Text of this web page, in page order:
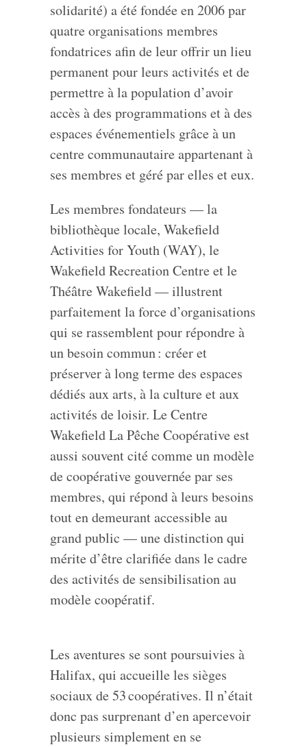
solidarité) a été fondée en 2006 par
quatre organisations membres
fondatrices afin de leur offrir un lieu
permanent pour leurs activités et de
permettre à la population d’avoir
accès à des programmations et à des
espaces événementiels grâce à un
centre communautaire appartenant à
ses membres et géré par elles et eux.
Les membres fondateurs — la
bibliothèque locale, Wakefield
Activities for Youth (WAY), le
Wakefield Recreation Centre et le
Théâtre Wakefield — illustrent
parfaitement la force d’organisations
qui se rassemblent pour répondre à
un besoin commun : créer et
préserver à long terme des espaces
dédiés aux arts, à la culture et aux
activités de loisir. Le Centre
Wakefield La Pêche Coopérative est
aussi souvent cité comme un modèle
de coopérative gouvernée par ses
membres, qui répond à leurs besoins
tout en demeurant accessible au
grand public — une distinction qui
mérite d’être clarifiée dans le cadre
des activités de sensibilisation au
modèle coopératif.
Les aventures se sont poursuivies à
Halifax, qui accueille les sièges
sociaux de 53 coopératives. Il n’était
donc pas surprenant d’en apercevoir
plusieurs simplement en se